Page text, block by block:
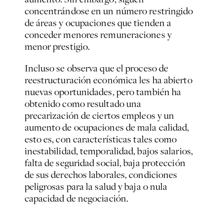
concentrándose en un número restringido
de áreas y ocupaciones que tienden a
conceder menores remuneraciones y
menor prestigio.
Incluso se observa que el proceso de
reestructuración económica les ha abierto
nuevas oportunidades, pero también ha
obtenido como resultado una
precarización de ciertos empleos y un
aumento de ocupaciones de mala calidad,
esto es, con características tales como
inestabilidad, temporalidad, bajos salarios,
falta de seguridad social, baja protección
de sus derechos laborales, condiciones
peligrosas para la salud y baja o nula
capacidad de negociación.